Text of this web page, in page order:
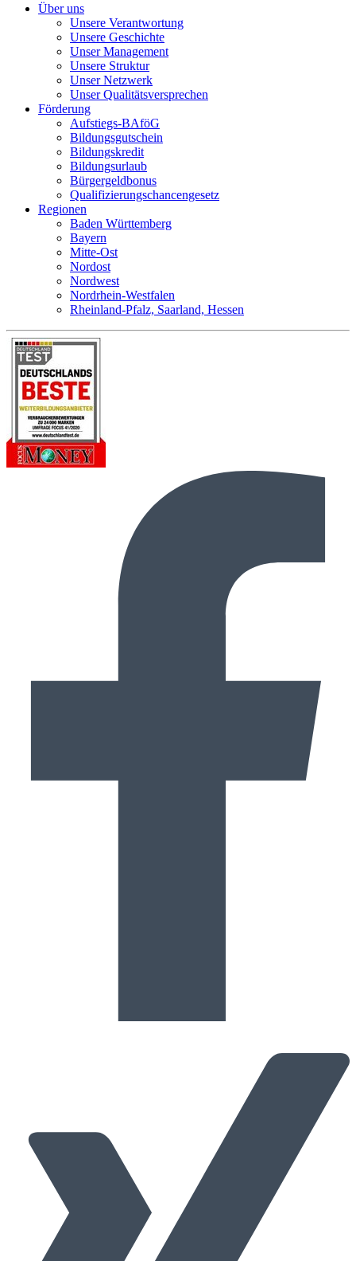
Über uns
Unsere Verantwortung
Unsere Geschichte
Unser Management
Unsere Struktur
Unser Netzwerk
Unser Qualitätsversprechen
Förderung
Aufstiegs-BAföG
Bildungsgutschein
Bildungskredit
Bildungsurlaub
Bürgergeldbonus
Qualifizierungschancengesetz
Regionen
Baden Württemberg
Bayern
Mitte-Ost
Nordost
Nordwest
Nordrhein-Westfalen
Rheinland-Pfalz, Saarland, Hessen